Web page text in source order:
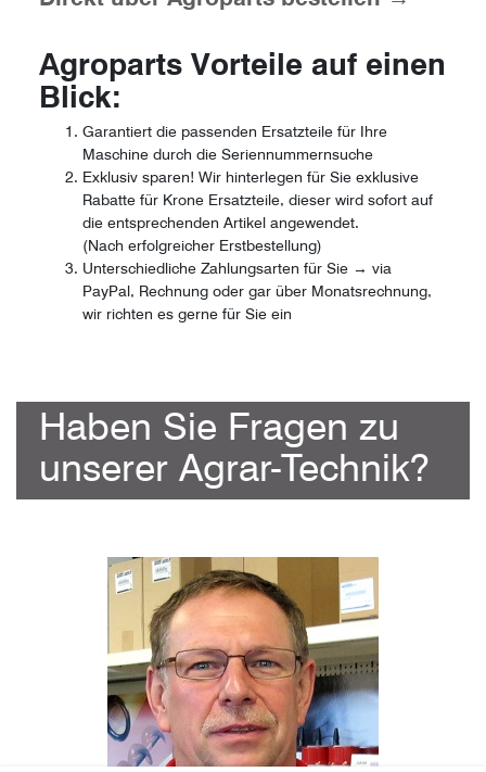
Agroparts Vorteile auf einen
Blick:
Garantiert die passenden Ersatzteile für Ihre
Maschine durch die Seriennummernsuche
Exklusiv sparen! Wir hinterlegen für Sie exklusive
Rabatte für Krone Ersatzteile, dieser wird sofort auf
die entsprechenden Artikel angewendet.
(Nach erfolgreicher Erstbestellung)
Unterschiedliche Zahlungsarten für Sie → via
PayPal, Rechnung oder gar über Monatsrechnung,
wir richten es gerne für Sie ein
Haben Sie Fragen zu
unserer Agrar-Technik?